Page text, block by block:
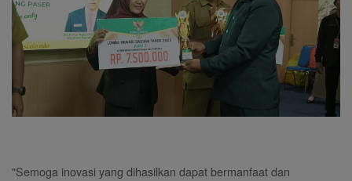
"Semoga inovasi yang dihasilkan dapat bermanfaat dan